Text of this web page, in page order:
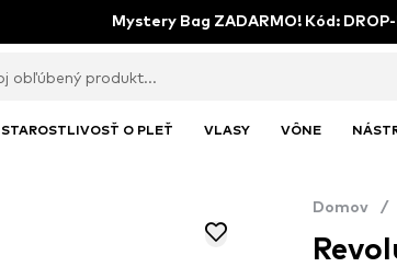
Mystery Bag ZADARMO! Kód: DROP-
STAROSTLIVOSŤ O PLEŤ VLASY VÔNE
Domov /